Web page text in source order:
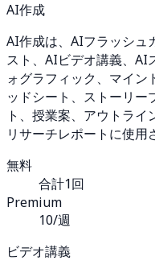
AI作成
AI作成は、AIフラッシュ
スト、AIビデオ講義、AI
ォグラフィック、マイン
ッドシート、ストーリー
ト、授業案、アウトラ
リサーチレポートに使用
無料
合計1回
Premium
10/週
ビデオ講義